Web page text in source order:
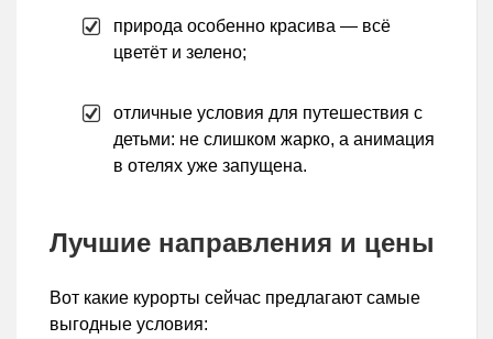
природа особенно красива — всё
цветёт и зелено;
отличные условия для путешествия с
детьми: не слишком жарко, а анимация
в отелях уже запущена.
Лучшие направления и цены
Вот какие курорты сейчас предлагают самые
выгодные условия: